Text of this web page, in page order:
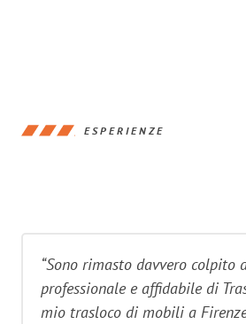
ESPERIENZE
“Sono rimasto davvero colpito
professionale e affidabile di
mio trasloco di mobili a